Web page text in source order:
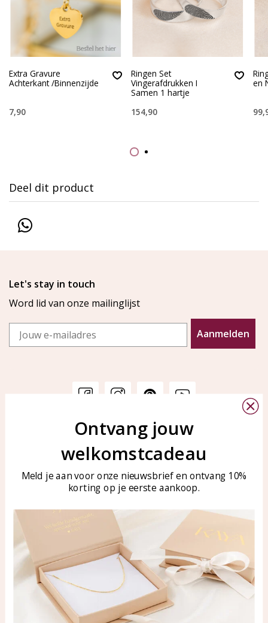
Extra Gravure
Achterkant /Binnenzijde
7,90
Ringen Set
Vingerafdrukken I
Samen 1 hartje
154,90
en
Deel dit product
Let's stay in touch
Word lid van onze mailinglijst
Email
Aanmelden
Veelgestelde vragen
Sieraden onderhouden
KAYA Sieraden
Bellen of WhatsApp Ma-Vr
tussen 09:00-17:00
Tel: 0850003187
WhatsApp: 0850003187
klantenservice@kayasierade
Producten
Alle producten
Nieuwe producten
KAYA Sieraden
Over ons
Samenwerken?
Ontvang jouw
welkomstcadeau
Meld je aan voor onze nieuwsbrief en ontvang 10%
korting op je eerste aankoop.